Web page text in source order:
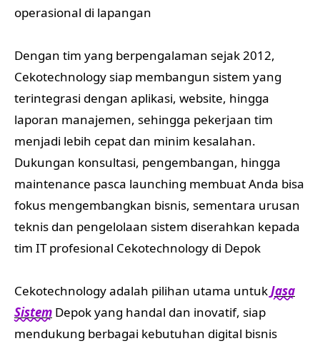
operasional di lapangan
Dengan tim yang berpengalaman sejak 2012,
Cekotechnology siap membangun sistem yang
terintegrasi dengan aplikasi, website, hingga
laporan manajemen, sehingga pekerjaan tim
menjadi lebih cepat dan minim kesalahan.
Dukungan konsultasi, pengembangan, hingga
maintenance pasca launching membuat Anda bisa
fokus mengembangkan bisnis, sementara urusan
teknis dan pengelolaan sistem diserahkan kepada
tim IT profesional Cekotechnology di Depok
Cekotechnology adalah pilihan utama untukJasa
Sistem Depok yang handal dan inovatif, siap
mendukung berbagai kebutuhan digital bisnis